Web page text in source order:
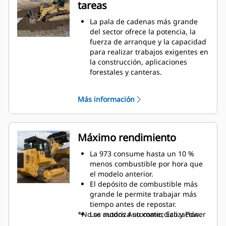
tareas
La pala de cadenas más grande
del sector ofrece la potencia, la
fuerza de arranque y la capacidad
para realizar trabajos exigentes en
la construcción, aplicaciones
forestales y canteras.
necesitará una máquina y un
operador para realizar cualquier
trabajo, desde la limpieza del
terreno hasta la instalación de
servicios generales y tareas de
acabado alrededor de edificios.
La opción del acoplamiento rápido
Fusion™ le permite cambiar de
accesorio rápidamente con una
gran variedad de implementos
como horquillas, cucharones, etc.,
de palas de ruedas y de otras
Más información
Máximo rendimiento
La 973 consume hasta un 10 %
menos combustible por hora que
el modelo anterior.
El depósito de combustible más
grande le permite trabajar más
tiempo antes de repostar.
Los modos Automatic, Eco y Power
*No se autoriza su comercialización.